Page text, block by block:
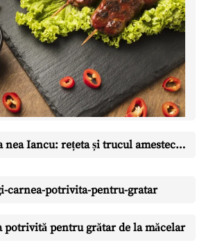
Mici de casă ca la nea Iancu: rețeta și trucul amestecului perfect
potrivită pentru grătar de la măcelar